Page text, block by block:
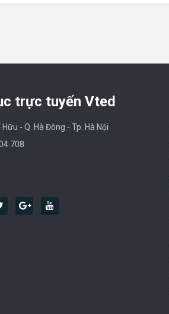
trực tuyến Vted
- Q. Hà Đông - Tp. Hà Nội